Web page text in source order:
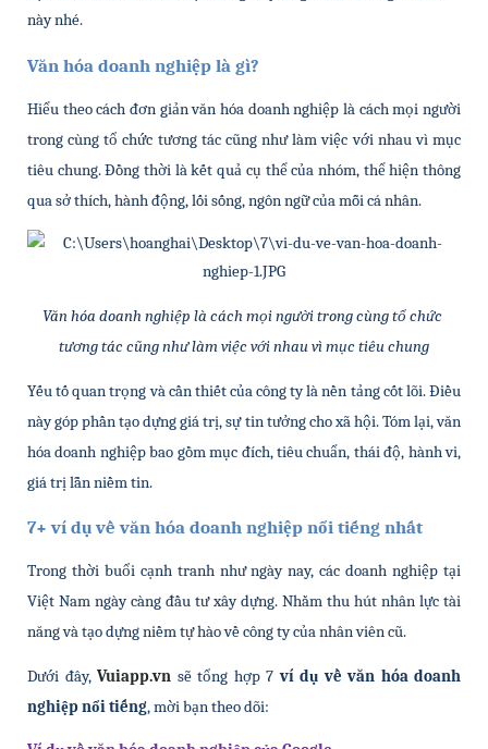
này nhé.
Văn hóa doanh nghiệp là gì?
Hiểu theo cách đơn giản văn hóa doanh nghiệp là cách mọi người
trong cùng tổ chức tương tác cũng như làm việc với nhau vì mục
tiêu chung. Đồng thời là kết quả cụ thể của nhóm, thể hiện thông
qua sở thích, hành động, lối sống, ngôn ngữ của mỗi cá nhân.
Văn hóa doanh nghiệp là cách mọi người trong cùng tổ chức
tương tác cũng như làm việc với nhau vì mục tiêu chung
Yếu tố quan trọng và cần thiết của công ty là nền tảng cốt lõi. Điều
này góp phần tạo dựng giá trị, sự tin tưởng cho xã hội. Tóm lại, văn
hóa doanh nghiệp bao gồm mục đích, tiêu chuẩn, thái độ, hành vi,
giá trị lẫn niềm tin.
7+ ví dụ về văn hóa doanh nghiệp nổi tiếng nhất
Trong thời buổi cạnh tranh như ngày nay, các doanh nghiệp tại
Việt Nam ngày càng đầu tư xây dựng. Nhằm thu hút nhân lực tài
năng và tạo dựng niềm tự hào về công ty của nhân viên cũ.
Dưới đây, Vuiapp.vn sẽ tổng hợp 7 ví dụ về văn hóa doanh
nghiệp nổi tiếng, mời bạn theo dõi: